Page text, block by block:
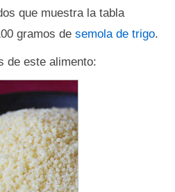
que muestra la tabla
gramos de semola de trigo.
de este alimento: